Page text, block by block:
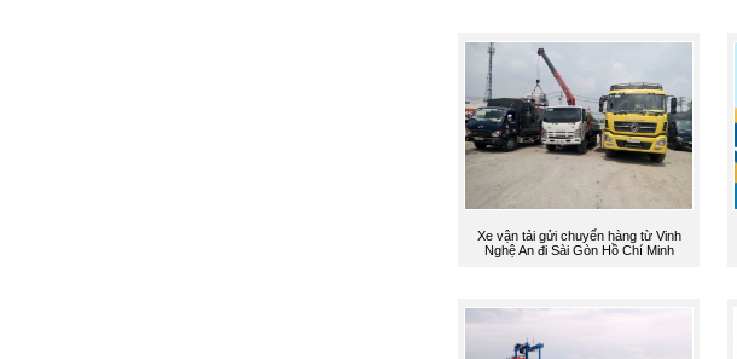
Xe vận tải gửi chuyển hàng từ Vinh
Nghệ An đi Sài Gòn Hồ Chí Minh